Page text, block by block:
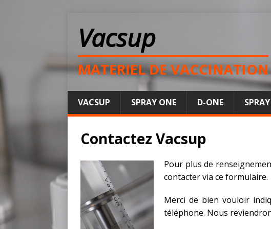
Vacsup
MATERIEL DE VACCINATION
VACSUP SPRAY ONE D-ONE
Contactez Vacsup
Pour plus de
contacter via ce formulaire.
Merci de bien vouloir
téléphone. Nous